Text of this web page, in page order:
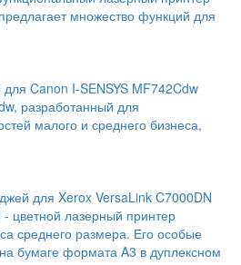
множество функций для
Canon I-SENSYS MF742Cdw
разработанный для
малого и среднего бизнеса,
для Xerox VersaLink C7000DN
цветной лазерный принтер
среднего размера. Его особые
бумаге формата A3 в дуплексном